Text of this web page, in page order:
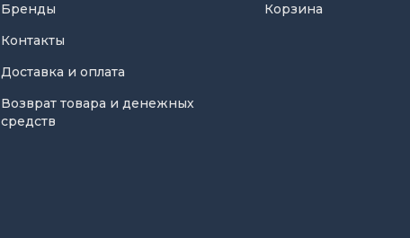
Бренды
Контакты
Доставка и оплата
Возврат товара и денежных
средств
Корзина